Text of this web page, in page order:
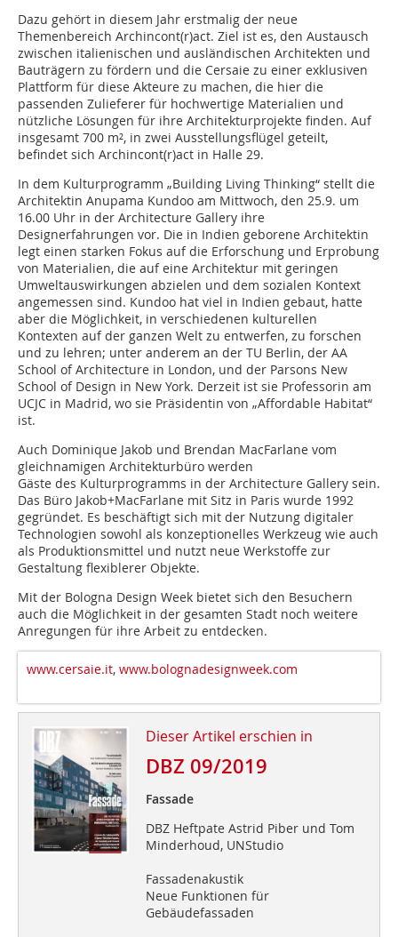
Dazu gehört in diesem Jahr erstmalig der neue
Themenbereich Archincont(r)act. Ziel ist es, den Austausch
zwischen italienischen und ausländischen Architekten und
Bauträgern zu fördern und die Cersaie zu einer exklusiven
Plattform für diese Akteure zu machen, die hier die
passenden Zulieferer für hochwertige Materialien und
nützliche Lösungen für ihre Architekturprojekte finden. Auf
insgesamt 700 m², in zwei Ausstellungsflügel geteilt,
befindet sich Archincont(r)act in Halle 29.
In dem Kulturprogramm „Building Living Thinking“ stellt die
Architektin Anupama Kundoo am Mittwoch, den 25.9. um
16.00 Uhr in der Architecture Gallery ihre
Designerfahrungen vor. Die in Indien geborene Architektin
legt einen starken Fokus auf die Erforschung und Erprobung
von Materialien, die auf eine Architektur mit geringen
Umweltauswirkungen abzielen und dem sozialen Kontext
angemessen sind. Kundoo hat viel in Indien gebaut, hatte
aber die Möglichkeit, in verschiedenen kulturellen
Kontexten auf der ganzen Welt zu entwerfen, zu forschen
und zu lehren; unter anderem an der TU Berlin, der AA
School of Architecture in London, und der Parsons New
School of Design in New York. Derzeit ist sie Professorin am
UCJC in Madrid, wo sie Präsidentin von „Affordable Habitat“
ist.
Auch Dominique Jakob und Brendan MacFarlane vom
gleichnamigen Architekturbüro werden
Gäste des Kulturprogramms in der Architecture Gallery sein.
Das Büro Jakob+MacFarlane mit Sitz in Paris wurde 1992
gegründet. Es beschäftigt sich mit der Nutzung digitaler
Technologien sowohl als konzeptionelles Werkzeug wie auch
als Produktionsmittel und nutzt neue Werkstoffe zur
Gestaltung flexiblerer Objekte.
Mit der Bologna Design Week bietet sich den Besuchern
auch die Möglichkeit in der gesamten Stadt noch weitere
Anregungen für ihre Arbeit zu entdecken.
www.cersaie.it, www.bolognadesignweek.com
Dieser Artikel erschien in
DBZ 09/2019
Fassade
DBZ Heftpate Astrid Piber und Tom
Minderhoud, UNStudio
Fassadenakustik
Neue Funktionen für
Gebäudefassaden